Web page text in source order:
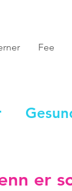
Fee
er